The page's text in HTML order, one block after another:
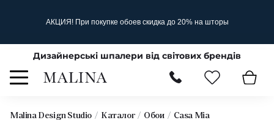
АКЦИЯ! При покупке обоев скидка до 20% на шторы
Дизайнерські шпалери від світових брендів
Malina Design Studio Каталог Обои
Casa Mia